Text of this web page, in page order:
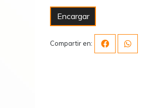
Encargar
Compartir en: